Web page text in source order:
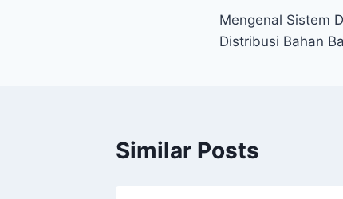
Mengenal Sistem
Distribusi Bahan
Similar Posts